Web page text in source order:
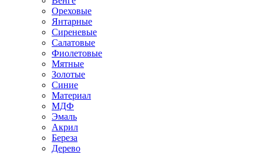
Ореховые
Янтарные
Сиреневые
Салатовые
Фиолетовые
Мятные
Золотые
Синие
Материал
МДФ
Эмаль
Акрил
Береза
Дерево